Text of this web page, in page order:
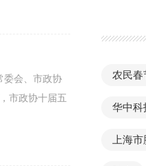
委会、市政协
市政协十届五
农民春
华中科
上海